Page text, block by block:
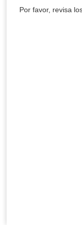
Por favor, revisa